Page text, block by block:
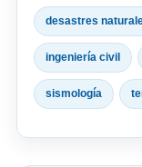
desastres
ingeniería civil
sismología